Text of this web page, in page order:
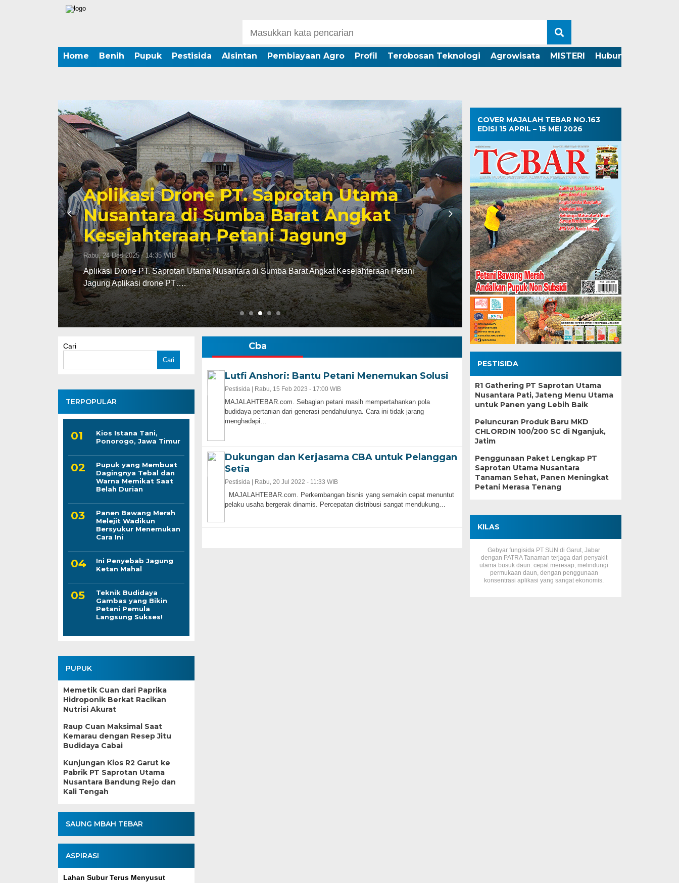
Home Benih Pupuk Pestisida Alsintan Pembiayaan Agro Profil Terobosan Teknologi Agrowisata MISTERI Hubungi Kami
Aplikasi Drone PT. Saprotan Utama
Nusantara di Sumba Barat Angkat
Kesejahteraan Petani Jagung
Rabu, 24 Des 2025 - 14:35 WIB
Aplikasi Drone PT. Saprotan Utama Nusantara di Sumba Barat Angkat Kesejahteraan Petani
Jagung Aplikasi drone PT….
Jangan Kalah oleh
Atasi Tantangan
Kol!
Rabu, 26 Nov 2025 - 11:45 WIB
Jangan Kalah oleh Hama Penyakit, Yuk Atasi
MAJALAHTEBAR.com. Kondisi kembang kol
Cari
Cari
TERPOPULAR
Kios Istana Tani,
Ponorogo, Jawa Timur
Pupuk yang Membuat
Dagingnya Tebal dan
Warna Memikat Saat
Belah Durian
Panen Bawang Merah
Melejit Wadikun
Bersyukur Menemukan
Cara Ini
Ini Penyebab Jagung
Ketan Mahal
Teknik Budidaya
Gambas yang Bikin
Petani Pemula
Langsung Sukses!
PUPUK
Memetik Cuan dari Paprika
Hidroponik Berkat Racikan
Nutrisi Akurat
Raup Cuan Maksimal Saat
Kemarau dengan Resep Jitu
Budidaya Cabai
Kunjungan Kios R2 Garut ke
Pabrik PT Saprotan Utama
Nusantara Bandung Rejo dan
Kali Tengah
SAUNG MBAH TEBAR
ASPIRASI
Lahan Subur Terus Menyusut
Cba
Lutfi Anshori: Bantu Petani Menemukan Solusi
Pestisida | Rabu, 15 Feb 2023 - 17:00 WIB
MAJALAHTEBAR.com. Sebagian petani masih mempertahankan pola
budidaya pertanian dari generasi pendahulunya. Cara ini tidak jarang
menghadapi…
Dukungan dan Kerjasama CBA untuk Pelanggan
Setia
Pestisida | Rabu, 20 Jul 2022 - 11:33 WIB
MAJALAHTEBAR.com. Perkembangan bisnis yang semakin cepat menuntut
pelaku usaha bergerak dinamis. Percepatan distribusi sangat mendukung…
COVER MAJALAH TEBAR NO.163
EDISI 15 APRIL – 15 MEI 2026
PESTISIDA
R1 Gathering PT Saprotan Utama
Nusantara Pati, Jateng Menu Utama
untuk Panen yang Lebih Baik
Peluncuran Produk Baru MKD
CHLORDIN 100/200 SC di Nganjuk,
Jatim
Penggunaan Paket Lengkap PT
Saprotan Utama Nusantara
Tanaman Sehat, Panen Meningkat
Petani Merasa Tenang
KILAS
Gebyar fungisida PT SUN di Garut, Jabar
dengan PATRA Tanaman terjaga dari penyakit
utama busuk daun. cepat meresap, melindungi
permukaan daun, dengan penggunaan
konsentrasi aplikasi yang sangat ekonomis.